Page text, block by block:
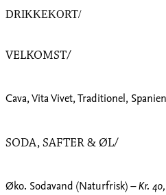
DRIKKEKORT/
VELKOMST/
Cava, Vita Vivet, Traditionel,
SODA, SAFTER & ØL/
Øko. Sodavand (Naturfrisk)– Kr.